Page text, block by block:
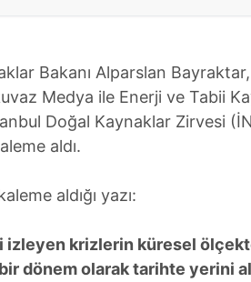
Bakanı Alparslan Bayraktar,
Medya ile Enerji ve Tabii
Doğal Kaynaklar Zirvesi
aldı.
aldığı yazı:
izleyen krizlerin küresel
bir dönem olarak tarihte yerini